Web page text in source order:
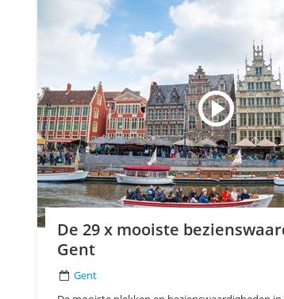
De 29 x mooiste
Gent
Gent